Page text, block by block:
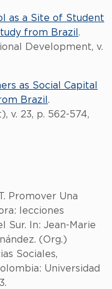
as a Site of Student
from Brazil .
Development, v.
as Social Capital
Brazil .
v. 23, p. 562-574,
Promover Una
lecciones
Sur. In: Jean-Marie
(Org.)
Sociales,
Universidad